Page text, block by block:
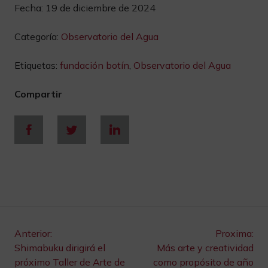
Fecha: 19 de diciembre de 2024
Categoría: Observatorio del Agua
Etiquetas: fundación botín Observatorio del Agua
Compartir
Navegación
Anterior:
Shimabuku dirigirá el
próximo Taller de Arte de
Proxima:
Más arte y creatividad
como propósito de año